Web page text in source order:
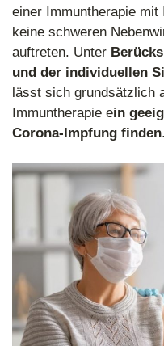
einer Immuntherapie
keine schweren
auftreten. Unter
und der individuellen
lässt sich grundsätzlich
Immuntherapie ein
Corona-Impfung finden.